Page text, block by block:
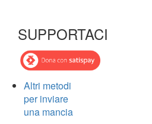
SUPPORTACI
Altri metodi
per inviare
una mancia